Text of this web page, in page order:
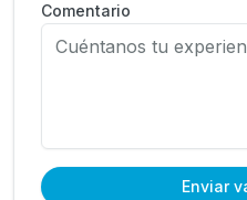
Comentario
Enviar